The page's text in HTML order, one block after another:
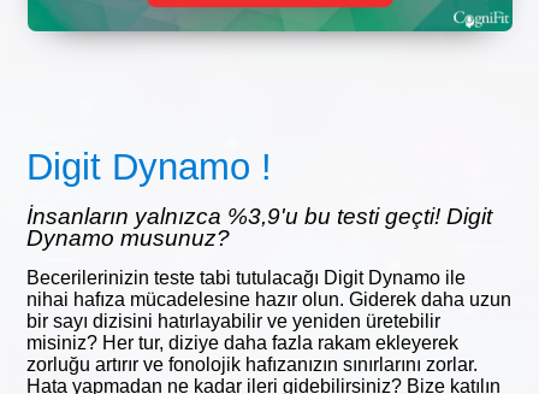
Digit Dynamo !
İnsanların yalnızca %3,9'u bu testi geçti! Digit
Dynamo musunuz?
Becerilerinizin teste tabi tutulacağı Digit Dynamo ile
nihai hafıza mücadelesine hazır olun. Giderek daha uzun
bir sayı dizisini hatırlayabilir ve yeniden üretebilir
misiniz? Her tur, diziye daha fazla rakam ekleyerek
zorluğu artırır ve fonolojik hafızanızın sınırlarını zorlar.
Hata yapmadan ne kadar ileri gidebilirsiniz? Bize katılın